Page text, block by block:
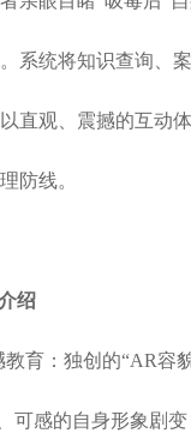
系统将知识查询、
直观、震撼的互动
防线。
绍
育：独创的“AR容
可感的自身形象剧